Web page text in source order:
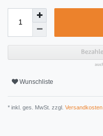
Wunschliste
* inkl. ges. MwSt. zzgl. Versandkosten